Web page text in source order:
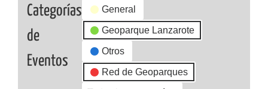
Categorías
de
Eventos
General
Geoparque Lanzarote
Otros
Red de Geoparques